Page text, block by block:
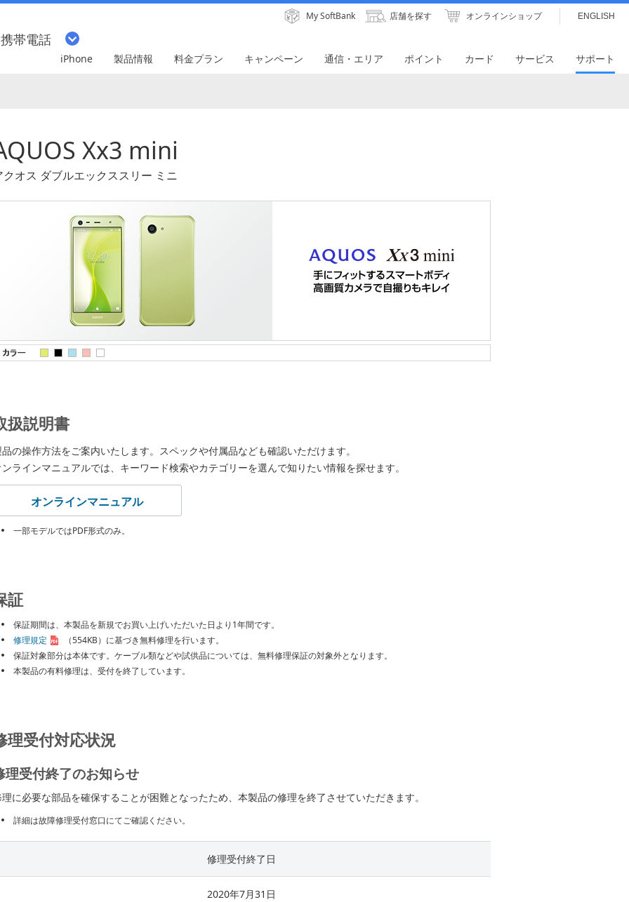
帯電話
My SoftBank 店舗を探す オンラインショップ ENGLISH
iPhone 製品情報 料金プラン キャンペーン 通信・エリア ポイント カード サービス サポート
Xx3 mini
クオス ダブルエックススリー ミニ
扱説明書
の操作方法をご案内いたします。スペックや付属品なども確認いただけます。
ンラインマニュアルでは、キーワード検索やカテゴリーを選んで知りたい情報を探せます。
オンラインマニュアル
一部モデルではPDF形式のみ。
証
保証期間は、本製品を新規でお買い上げいただいた日より1年間です。
修理規定
（554KB） に基づき無料修理を行います。
保証対象部分は本体です。ケーブル類などや試供品については、無料修理保証の対象外となります。
本製品の有料修理は、受付を終了しています。
理受付対応状況
理受付終了のお知らせ
に必要な部品を確保することが困難となったため、本製品の修理を終了させていただきます。
詳細は故障修理受付窓口にてご確認ください。
修理受付終了日
2020年7月31日